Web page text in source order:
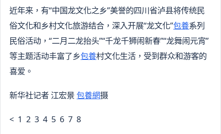
近年来，有“中国龙文化之乡”美誉的四川省泸县将传统民
俗文化和乡村文化旅游结合，深入开展“龙文化”包養系列
民俗活动，“二月二龙抬头”“千龙千狮闹新春”“龙舞闹元宵”
等主题活动丰富了乡包養村文化生活，受到群众和游客的
喜爱。
新华社记者 江宏景包養網摄
< 1 2 3 4 5 6 7 8